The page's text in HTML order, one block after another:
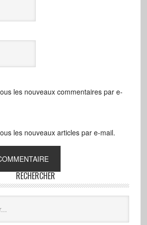
les nouveaux commentaires par e-
les nouveaux articles par e-mail.
RECHERCHER